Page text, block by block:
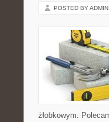
POSTED BY ADMIN
żłobkowym.